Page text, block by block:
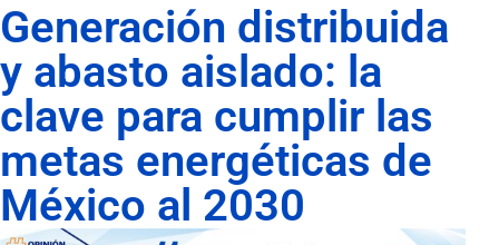
Generación distribuida
y abasto aislado: la
clave para cumplir las
metas energéticas de
México al 2030